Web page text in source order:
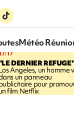
Météo
DERNIER
Angeles, un homme
un panneau
pour
film Netflix